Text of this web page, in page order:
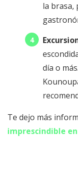
la brasa,
día o
Te dejo más
imprescindible